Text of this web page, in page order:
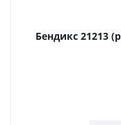
Бендикс 21213